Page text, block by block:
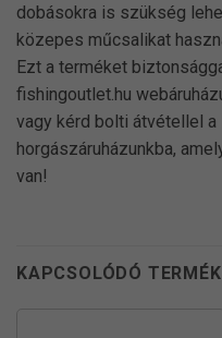
dobásokra is szükség
közepes műcsalikat
Ezt a terméket
fishingoutlet.hu
vagy kérd bolti átvétellel a
horgászáruházunkba,
van!
KAPCSOLÓDÓ